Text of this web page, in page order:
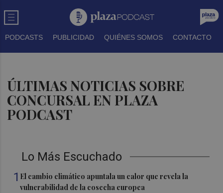
PODCASTS PUBLICIDAD QUIÉNES SOMOS CONTACTO
ÚLTIMAS NOTICIAS SOBRE
CONCURSAL EN PLAZA
PODCAST
Lo Más Escuchado
1 El cambio climático apuntala un calor que revela la
vulnerabilidad de la cosecha europea